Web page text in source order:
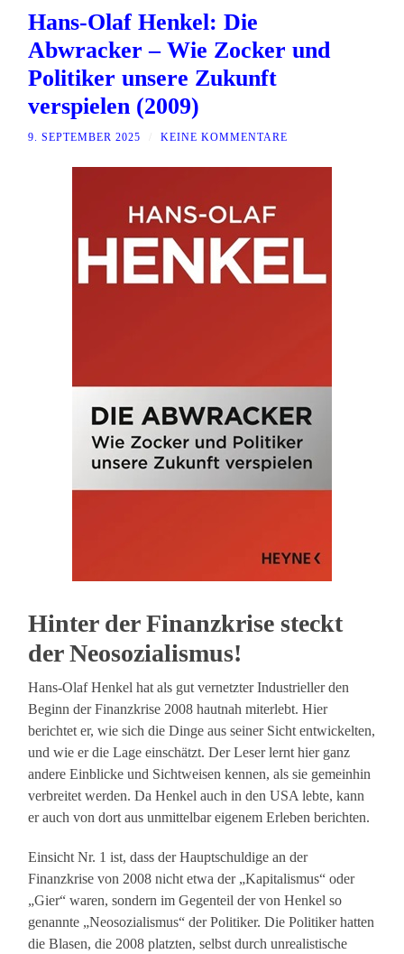
Hans-Olaf Henkel: Die
Abwracker – Wie Zocker und
Politiker unsere Zukunft
verspielen (2009)
9. SEPTEMBER 2025 KEINE KOMMENTARE
Hinter der Finanzkrise steckt
der Neosozialismus!
Hans-Olaf Henkel hat als gut vernetzter Industrieller den
Beginn der Finanzkrise 2008 hautnah miterlebt. Hier
berichtet er, wie sich die Dinge aus seiner Sicht entwickelten,
und wie er die Lage einschätzt. Der Leser lernt hier ganz
andere Einblicke und Sichtweisen kennen, als sie gemeinhin
verbreitet werden. Da Henkel auch in den USA lebte, kann
er auch von dort aus unmittelbar eigenem Erleben berichten.
Einsicht Nr. 1 ist, dass der Hauptschuldige an der
Finanzkrise von 2008 nicht etwa der „Kapitalismus“ oder
„Gier“ waren, sondern im Gegenteil der von Henkel so
genannte „Neosozialismus“ der Politiker. Die Politiker hatten
die Blasen, die 2008 platzten, selbst durch unrealistische